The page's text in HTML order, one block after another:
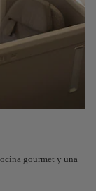
gourmet y una